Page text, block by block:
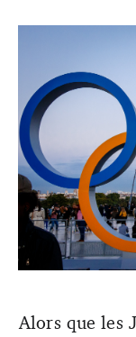
Alors que les